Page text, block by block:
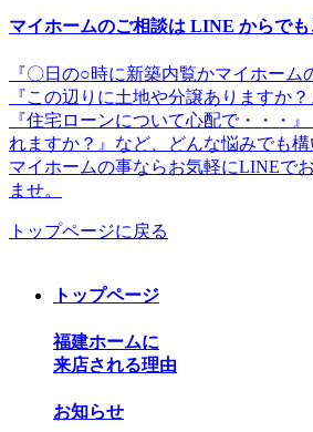
マイホームのご相談は LINE からでも
『〇日の○時に新築内覧かマイホーム
『この辺りに土地や分譲ありますか？
『住宅ローンについて心配で・・・
れますか？』など、どんな悩みでも
マイホームの事ならお気軽にLINEで
ませ。
トップページに戻る
トップページ
福建ホームに
来店される理由
お知らせ